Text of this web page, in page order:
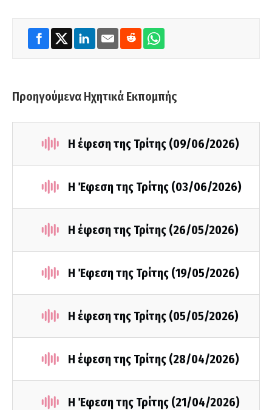
Προηγούμενα Ηχητικά Εκπομπής
Η έφεση της Τρίτης (09/06/2026)
Η Έφεση της Τρίτης (03/06/2026)
Η έφεση της Τρίτης (26/05/2026)
Η Έφεση της Τρίτης (19/05/2026)
Η έφεση της Τρίτης (05/05/2026)
Η έφεση της Τρίτης (28/04/2026)
Η Έφεση της Τρίτης (21/04/2026)